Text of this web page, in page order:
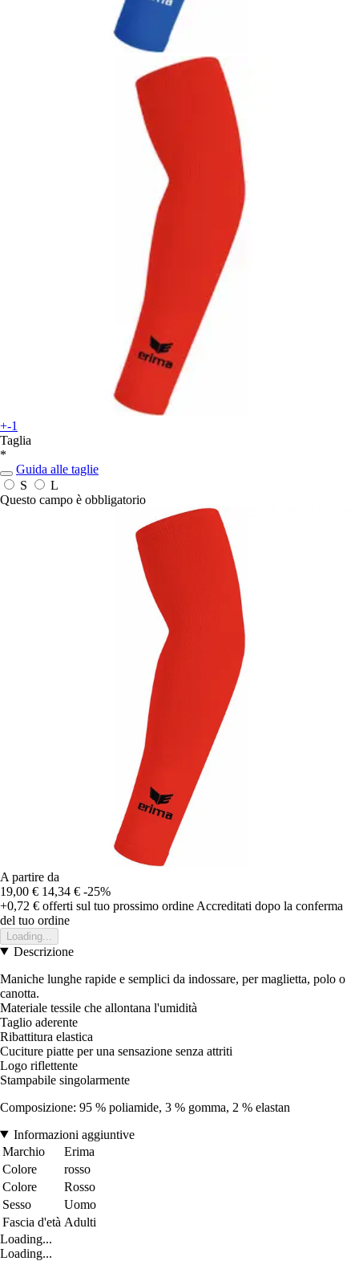
+-1
Taglia
*
Guida alle taglie
S
L
Questo campo è obbligatorio
A partire da
19,00 € 14,34 € -25%
+0,72 € offerti sul tuo prossimo ordine Accreditati dopo la conferma
del tuo ordine
Loading...
Descrizione
Maniche lunghe rapide e semplici da indossare, per maglietta, polo o
canotta.
Materiale tessile che allontana l'umidità
Taglio aderente
Ribattitura elastica
Cuciture piatte per una sensazione senza attriti
Logo riflettente
Stampabile singolarmente
Composizione: 95 % poliamide, 3 % gomma, 2 % elastan
Informazioni aggiuntive
Marchio
Erima
Colore
rosso
Colore
Rosso
Sesso
Uomo
Fascia d'età Adulti
Loading...
Loading...